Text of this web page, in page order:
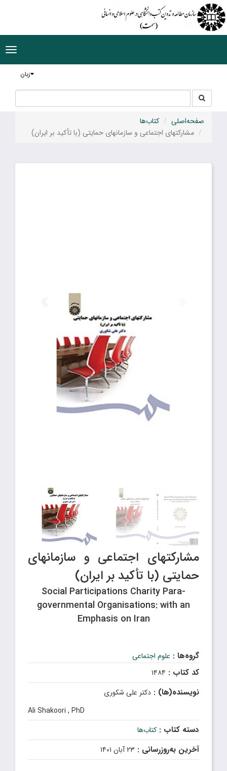
زبان
جستجو
در
سایت
صفحه‌اصلی
کتاب‌ها
مشارکتهای اجتماعی و سازمانهای حمایتی (با تأکید بر ایران)
مشارکتهای اجتماعی و سازمانهای
حمایتی (با تأکید بر ایران)
Social Participations Charity Para-
governmental Organisations: with an
Emphasis on Iran
گروه‌ها : علوم اجتماعی
کد کتاب : ۱۴۸۴
نویسنده(ها) : دکتر علی شکوری
Ali Shakoori , PhD
دسته کتاب : کتاب‌ها
آخرین به‌روزرسانی : ۲۳ آبان ۱۴۰۱